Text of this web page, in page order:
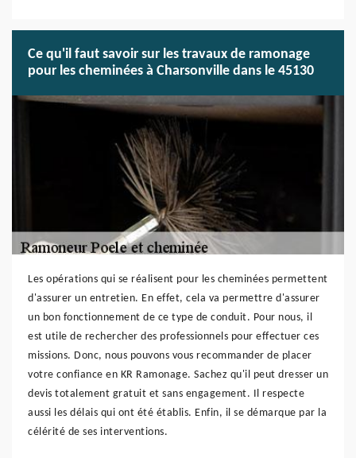
Ce qu'il faut savoir sur les travaux de ramonage
pour les cheminées à Charsonville dans le 45130
Les opérations qui se réalisent pour les cheminées permettent
d'assurer un entretien. En effet, cela va permettre d'assurer
un bon fonctionnement de ce type de conduit. Pour nous, il
est utile de rechercher des professionnels pour effectuer ces
missions. Donc, nous pouvons vous recommander de placer
votre confiance en KR Ramonage. Sachez qu'il peut dresser un
devis totalement gratuit et sans engagement. Il respecte
aussi les délais qui ont été établis. Enfin, il se démarque par la
célérité de ses interventions.